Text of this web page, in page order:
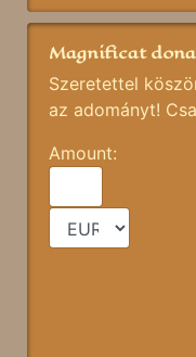
Magnificat
Szeretettel
az adományt!
Amount: